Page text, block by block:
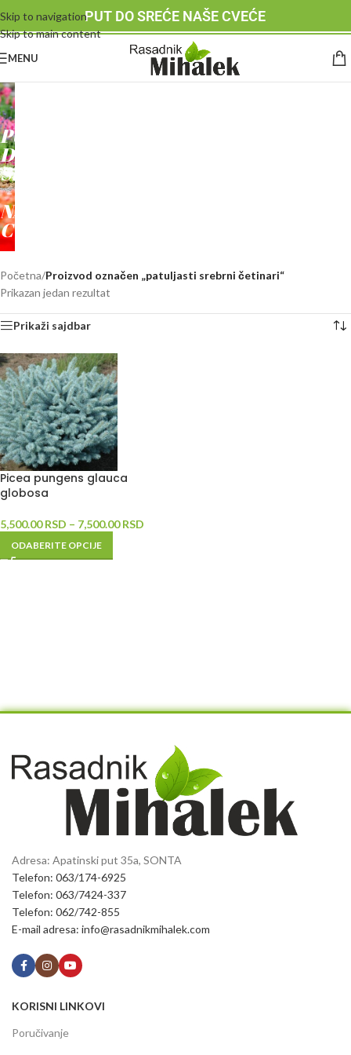
Skip to navigation
Skip to main content
PUT DO SREĆE NAŠE CVEĆE
MENU
RASADNIK
MIHALEK
PUT
DO
SREĆE
-
NAŠE
CVEĆE
Početna/Proizvod označen „patuljasti srebrni četinari“
Prikazan jedan rezultat
Prikaži sajdbar
Picea pungens glauca
globosa
5,500.00RSD – 7,500.00RSD
ODABERITE OPCIJE
Adresa: Apatinski put 35a, SONTA
Telefon: 063/174-6925
Telefon: 063/7424-337
Telefon: 062/742-855
E-mail adresa: info@rasadnikmihalek.com
KORISNI LINKOVI
Poručivanje